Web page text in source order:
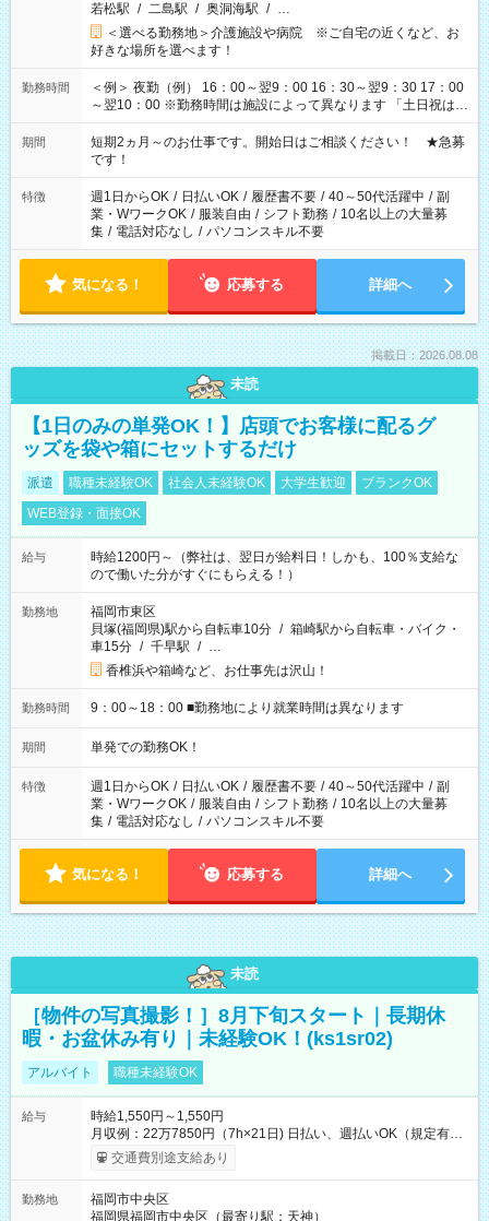
若松駅 / 二島駅 / 奥洞海駅 / …
＜選べる勤務地＞介護施設や病院 ※ご自宅の近くなど、お
好きな場所を選べます！
勤務時間
＜例＞ 夜勤（例） 16：00～翌9：00 16：30～翌9：30 17：00
～翌10：00 ※勤務時間は施設によって異なります 「土日祝は休
みたい」 「しっかり稼ぎたい」 「もう少し遅い時間から始めた
い」など ご希望にあったお仕事をご案内いたします。 ※未経験
の方の場合は1～2ヶ月間は日中での仕事を経験いただき、 お
仕事に慣れてからの夜勤になります。 ★家庭の都合でお休みが
必要な場合も遠慮なくご相談ください。
期間
短期2ヵ月～のお仕事です。開始日はご相談ください！ ★急募
です！
特徴 週1日からOK / 日払いOK / 履歴書不要 / 40～50代活躍中 / 副
業・WワークOK / 服装自由 / シフト勤務 / 10名以上の大量募
集 / 電話対応なし / パソコンスキル不要
気になる！ 応募する 詳細へ
掲載日：2026.08.08
未読
【1日のみの単発OK！】店頭でお客様に配るグ
ッズを袋や箱にセットするだけ
派遣 職種未経験OK 社会人未経験OK 大学生歓迎
ブランクOK
WEB登録・面接OK
給与
時給1200円～（弊社は、翌日が給料日！しかも、100％支給な
ので働いた分がすぐにもらえる！）
勤務地
福岡市東区
貝塚(福岡県)駅から自転車10分 / 箱崎駅から自転車・バイク・
車15分 / 千早駅 / …
香椎浜や箱崎など、お仕事先は沢山！
勤務時間 9：00～18：00 ■勤務地により就業時間は異なります
期間 単発での勤務OK！
特徴 週1日からOK / 日払いOK / 履歴書不要 / 40～50代活躍中 / 副
業・WワークOK / 服装自由 / シフト勤務 / 10名以上の大量募
集 / 電話対応なし / パソコンスキル不要
気になる！ 応募する 詳細へ
未読
［物件の写真撮影！］8月下旬スタート｜長期休
暇・お盆休み有り｜未経験OK！(ks1sr02)
アルバイト 職種未経験OK
給与
時給1,550円～1,550円
月収例：22万7850円（7h×21日) 日払い、週払いOK（規定有
り） 【試用期間】試用期間なし
交通費別途支給あり
勤務地
福岡市中央区
福岡県福岡市中央区（最寄り駅：天神）